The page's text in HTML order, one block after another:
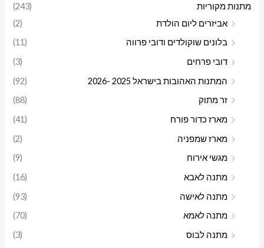
מתנות מקוריות
(243)
אביזרים ליום הולדת
(2)
בלונים שוקולדים ודובי פרווה
(11)
דובי פרחים
(3)
המתנות האהובות בישראל 2025 -2026
(92)
זר מתוק
(88)
מארז כדור פורח
(41)
מארז שמפניה
(2)
מגשי אירוח
(9)
מתנה לאבא
(16)
מתנה לאישה
(93)
מתנה לאמא
(70)
מתנה לבוס
(3)